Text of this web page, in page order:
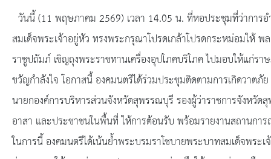
ยุทธศาสตร์การพัฒนา
ประวัตินายก
รายการ อบจ.สัมพันธ์
กิจกรรม
ข่าวประชาสัมพันธ์
วันนี้ (11 พฤษภาคม 2569) เวลา 14.05 น. ที่หอประชุมที่ว่าการ
สมเด็จพระเจ้าอยู่หัว ทรงพระกรุณาโปรดเกล้าโปรดกระหม่อมให้
ราชูปถัมภ์ เชิญถุงพระราชทานเครื่องอุปโภคบริโภค ไปมอบให้แก่
ขวัญกำลังใจ โอกาสนี้ องคมนตรีได้ร่วมประชุมติดตามการเกิดวา
นายกองค์การบริหารส่วนจังหวัดสุพรรณบุรี รองผู้ว่าราชการจังห
อาสา และประชาชนในพื้นที่ ให้การต้อนรับ พร้อมรายงานสถานกา
ในการนี้ องคมนตรีได้เน้นย้ำพระบรมราโชบายพระบาทสมเด็จพร